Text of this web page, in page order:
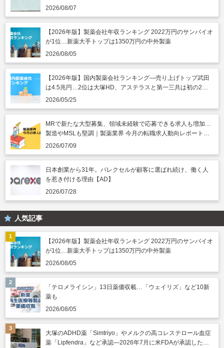
うのニュースまとめ読み（2026年8月7日）
2026/08/07
【2026年版】製薬会社年収ランキング 2022万円のサンバイオ
が1位…新薬大手トップは1350万円の中外製薬
2026/08/05
【2026年版】国内製薬会社ランキング―売り上げトップ武田
は4.5兆円…2位は大塚HD、アステラスと第一三共は初の2兆
円突破
2026/05/25
MRで新たな大型募集、領域未経験で応募できる求人も増加…
製造やMSLも堅調｜製薬業界 今月の転職求人動向レポート
（2026年7月）
2026/07/09
日本創業から31年。パレクセルが顧客に選ばれ続け、働く人
を惹き付ける理由【AD】
2026/07/28
人気記事
【2026年版】製薬会社年収ランキング 2022万円のサンバイオ
が1位…新薬大手トップは1350万円の中外製薬
2026/08/05
「テロメライシン」13日薬価収載…「ウェイリズ」など10新
薬も
2026/08/05
大塚のADHD薬「Simtriyo」やメルクの高コレステロール血症
薬「Lipfendra」など承認―2026年7月に米FDAが承認した新